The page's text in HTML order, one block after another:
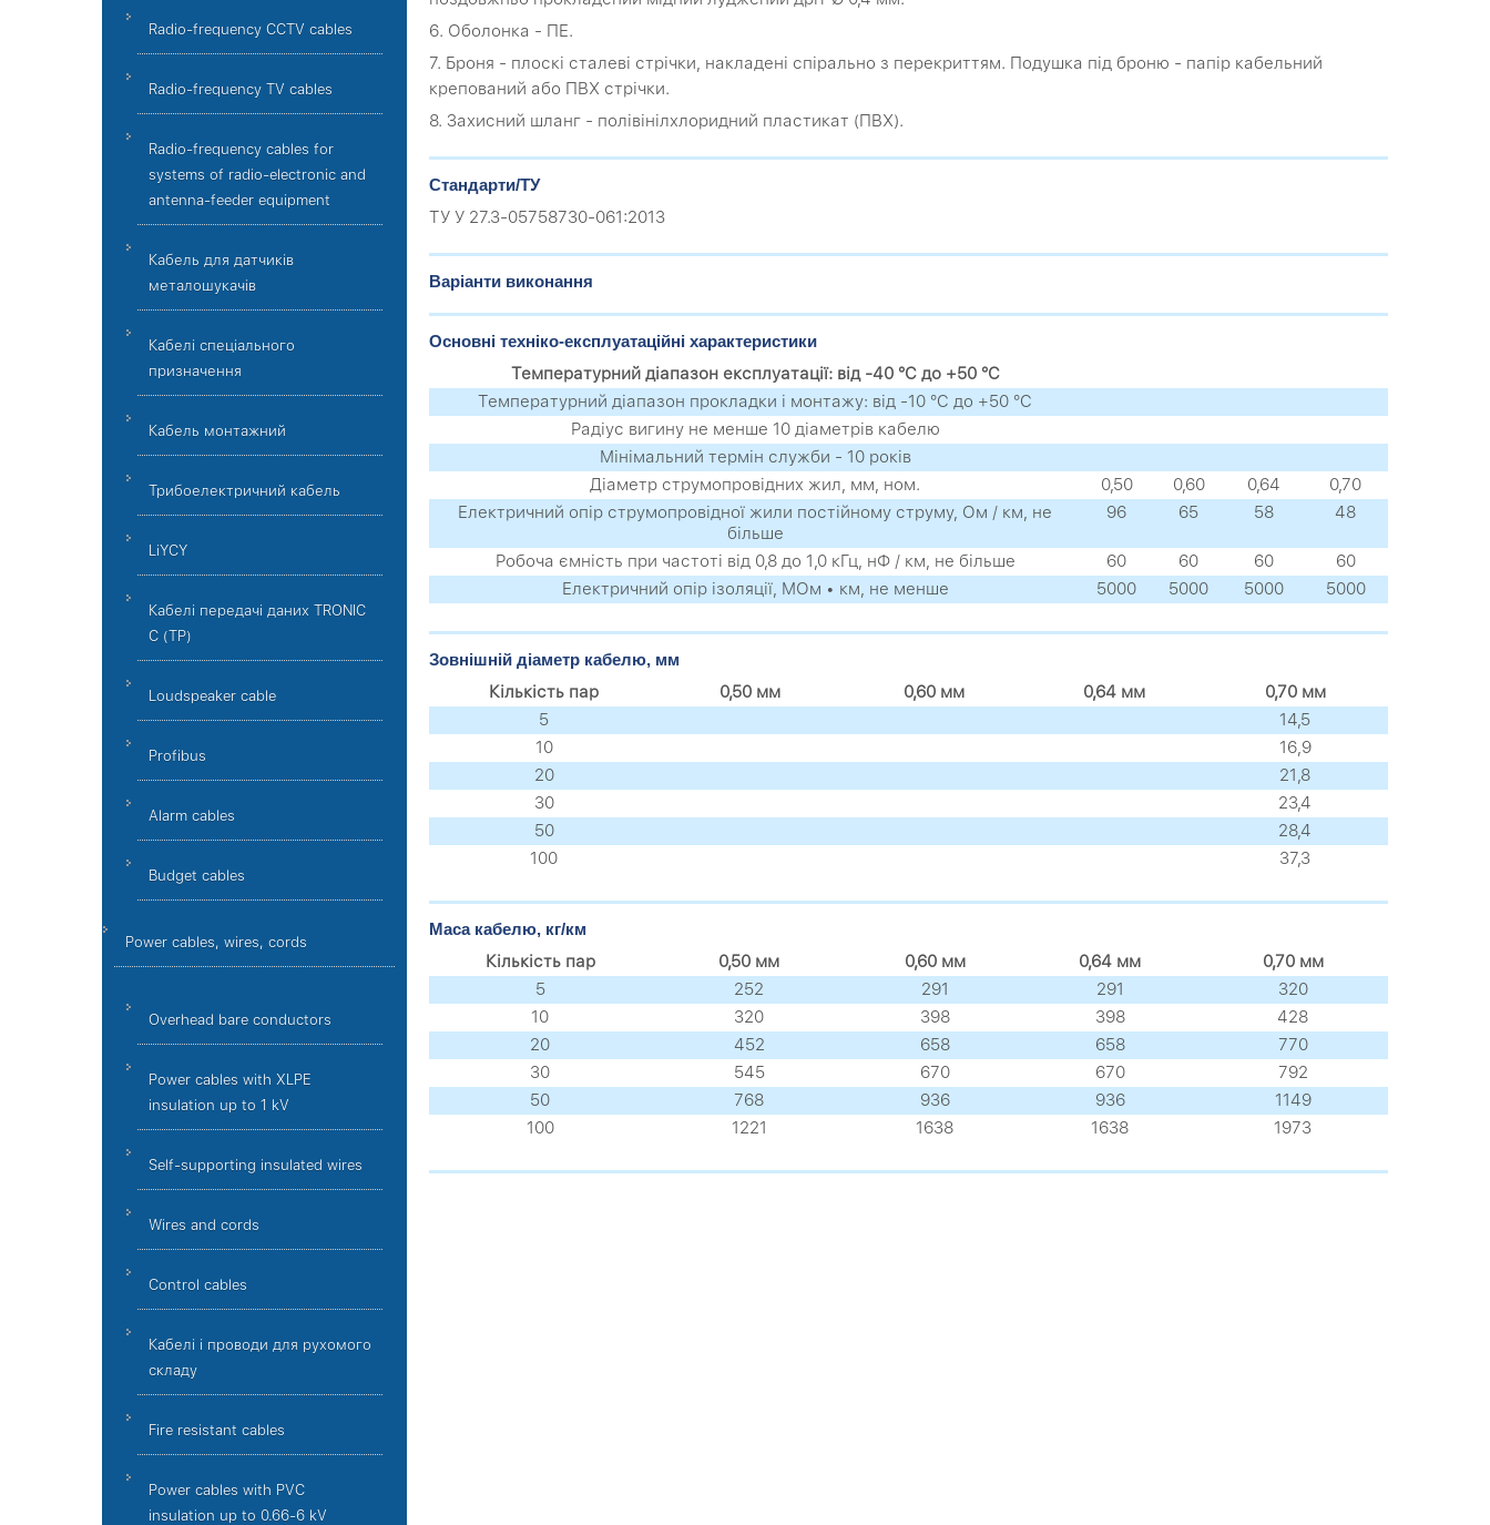
Radio-frequency CCTV cables
Radio-frequency TV cables
Radio-frequency cables for
systems of radio-electronic and
antenna-feeder equipment
Кабель для датчиків
металошукачів
Кабелі спеціального
призначення
Кабель монтажний
Трибоелектричний кабель
LiYCY
Кабелі передачі даних TRONIC
C (TP)
Loudspeaker cable
Profibus
Alarm cables
Budget cables
Power cables, wires, cords
Overhead bare conductors
Power cables with XLPE
insulation up to 1 kV
Self-supporting insulated wires
Wires and cords
Control cables
Кабелі і проводи для рухомого
складу
Fire resistant cables
Power cables with PVC
insulation up to 0.66-6 kV
6. Оболонка - ПЕ.
7. Броня - плоскі сталеві стрічки, накладені спірально з перекриттям. Подушка під броню - папір кабельний
крепований або ПВХ стрічки.
8. Захисний шланг - полівінілхлоридний пластикат (ПВХ).
Стандарти/ТУ
ТУ У 27.3-05758730-061:2013
Варіанти виконання
Основні техніко-експлуатаційні характеристики
Температурний діапазон експлуатації: від -40 °C до +50 °C
Температурний діапазон прокладки і монтажу: від -10 °C до +50 °C
Радіус вигину не менше 10 діаметрів кабелю
Мінімальний термін служби - 10 років
Діаметр струмопровідних жил, мм, ном.
0,50 0,60 0,64
0,70
Електричний опір струмопровідної жили постійному струму, Ом / км, не
більше
96 65 58 48
Робоча ємність при частоті від 0,8 до 1,0 кГц, нФ / км, не більше 60 60 60
60
Електричний опір ізоляції, МОм • км, не менше
5000 5000 5000 5000
Зовнішній діаметр кабелю, мм
Кількість пар 0,50 мм 0,60 мм 0,64 мм
0,70 мм
5
14,5
10
16,9
20
21,8
30
23,4
50
28,4
100
37,3
Маса кабелю, кг/км
Кількість пар 0,50 мм 0,60 мм 0,64 мм
0,70 мм
5
252 291 291
320
10
320 398 398
428
20
452 658 658
770
30
545 670 670
792
50
768 936 936
1149
100
1221 1638 1638 1973